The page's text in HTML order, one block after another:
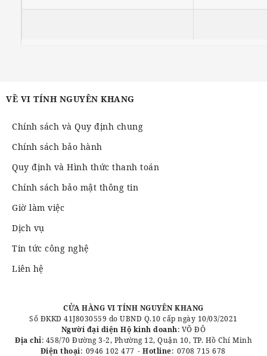
VỀ VI TÍNH NGUYÊN KHANG
Chính sách và Quy định chung
Chính sách bảo hành
Quy định và Hình thức thanh toán
Chính sách bảo mật thông tin
Giờ làm việc
Dịch vụ
Tin tức công nghệ
Liên hệ
CỬA HÀNG VI TÍNH NGUYÊN KHANG
Số ĐKKD 41J8030559 do UBND Q.10 cấp ngày 10/03/2021
Người đại diện Hộ kinh doanh: VÕ ĐÔ
Địa chỉ: 458/70 Đường 3-2, Phường 12, Quận 10, TP. Hồ Chí Minh
Điện thoại: 0946 102 477 - Hotline: 0708 715 678